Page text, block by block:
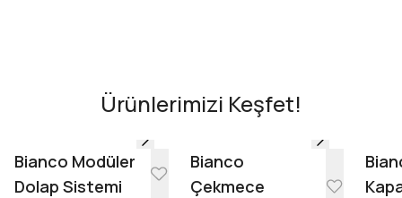
Tasarıma Başla
Ürünlerimizi Keşfet!
Bianco Modüler
Dolap Sistemi
Bianco
Çekmece